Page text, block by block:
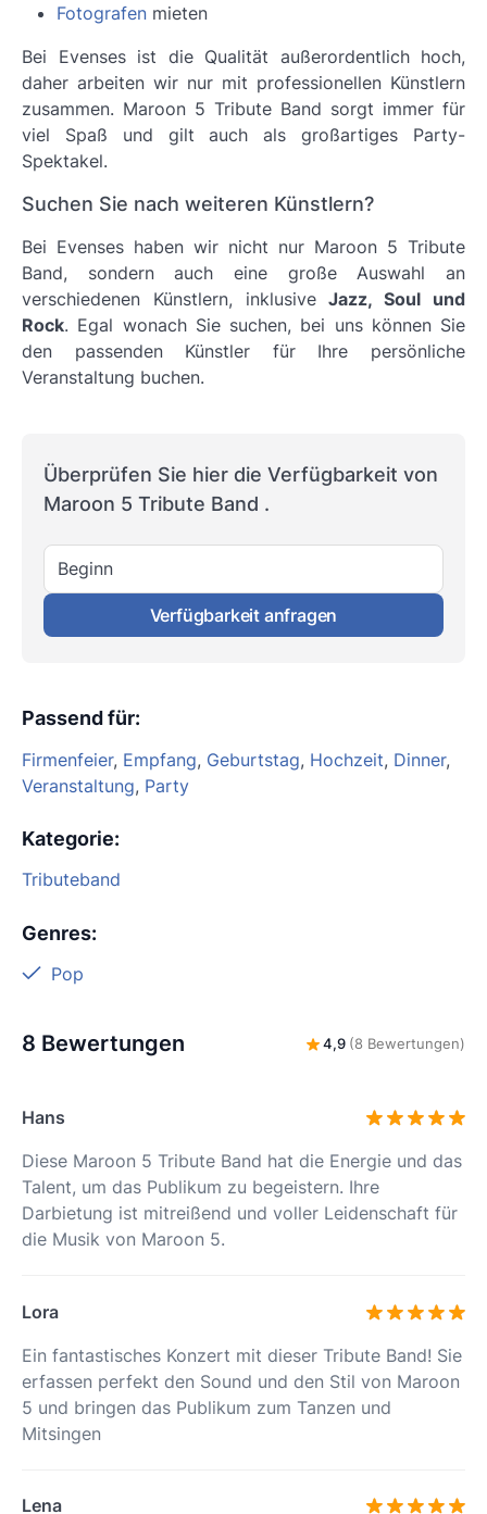
Fotografen mieten
Bei Evenses ist die Qualität außerordentlich hoch,
daher arbeiten wir nur mit professionellen Künstlern
zusammen. Maroon 5 Tribute Band sorgt immer für
viel Spaß und gilt auch als großartiges Party-
Spektakel.
Suchen Sie nach weiteren Künstlern?
Bei Evenses haben wir nicht nur Maroon 5 Tribute
Band, sondern auch eine große Auswahl an
verschiedenen Künstlern, inklusiveJazz, Soul und
Rock. Egal wonach Sie suchen, bei uns können Sie
den passenden Künstler für Ihre persönliche
Veranstaltung buchen.
Überprüfen Sie hier die Verfügbarkeit von
Maroon 5 Tribute Band .
Beginn
Verfügbarkeit anfragen
Passend für:
Firmenfeier, Empfang, Geburtstag, Hochzeit, Dinner,
Veranstaltung, Party
Kategorie:
Tributeband
Genres:
Pop
8 Bewertungen 4,9 (8 Bewertungen)
Hans
Diese Maroon 5 Tribute Band hat die Energie und das
Talent, um das Publikum zu begeistern. Ihre
Darbietung ist mitreißend und voller Leidenschaft für
die Musik von Maroon 5.
Lora
Ein fantastisches Konzert mit dieser Tribute Band! Sie
erfassen perfekt den Sound und den Stil von Maroon
5 und bringen das Publikum zum Tanzen und
Mitsingen
Lena